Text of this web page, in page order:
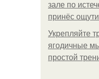
зале по
принёс
Укрепляйте
ягодичные
простой